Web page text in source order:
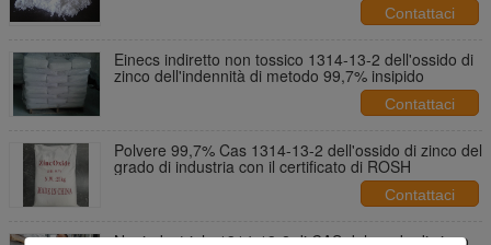
Contattaci
Einecs indiretto non tossico 1314-13-2 dell'ossido di
zinco dell'indennità di metodo 99,7% insipido
Contattaci
Polvere 99,7% Cas 1314-13-2 dell'ossido di zinco del
grado di industria con il certificato di ROSH
Contattaci
No. industriale 1314-13-2 di CAS del grado di zinco